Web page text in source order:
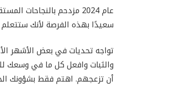
عام 2024 مزدحم
سعيدًا بهذه الفرصة لأنك
والثبات وافعل كل ما في وسعك
أن تزعجهم. اهتم فقط بشؤونك